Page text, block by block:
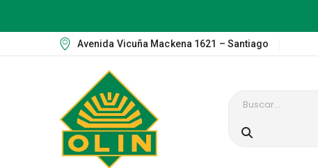
Avenida Vicuña Mackena 1621 – Santiago